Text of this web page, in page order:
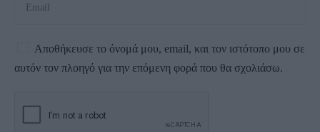
Αποθήκευσε το όνομά μου, email, και τον ιστότοπο μου σε
αυτόν τον πλοηγό για την επόμενη φορά που θα σχολιάσω.